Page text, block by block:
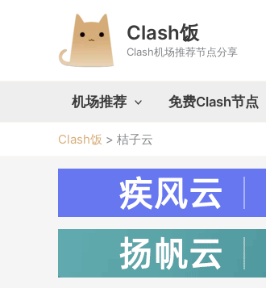
Clash饭
Clash机场推荐节点分享
机场推荐 免费Clash节点
Clash饭 > 桔子云